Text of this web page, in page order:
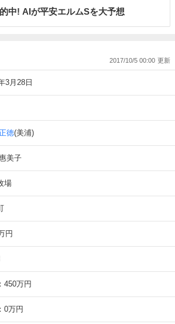
中! AIが平安エルムSを大予想
2017/10/5 00:00
3月28日
徳(美浦)
美子
場
円
450万円
0万円